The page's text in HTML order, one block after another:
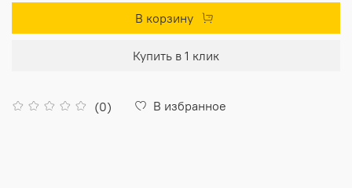
(0) В избранное
В корзину
Купить в 1 клик